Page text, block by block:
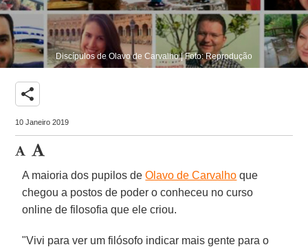
Discípulos de Olavo de Carvalho | Foto: Reprodução
share
10 Janeiro 2019
A maioria dos pupilos deOlavo de Carvalho que
chegou a postos de poder o conheceu no curso
online de filosofia que ele criou.
"Vivi para ver um filósofo indicar mais gente para o